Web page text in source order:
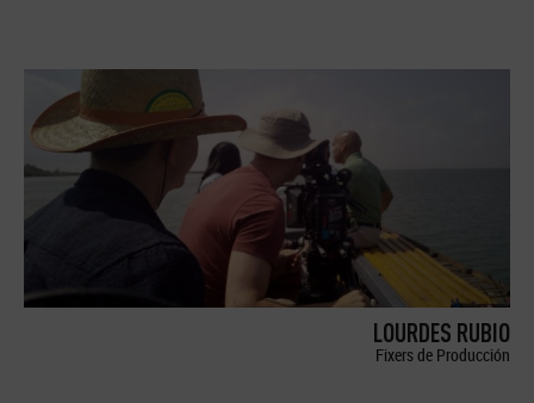
LOURDES RUBIO
Fixers de Producción